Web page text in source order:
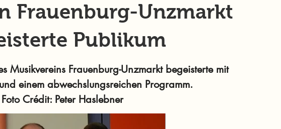
Frauenburg-Unzmarkt
Publikum
Musikvereins Frauenburg-Unzmarkt begeisterte mit
einem abwechslungsreichen Programm.
Foto Crédit: Peter Haslebner